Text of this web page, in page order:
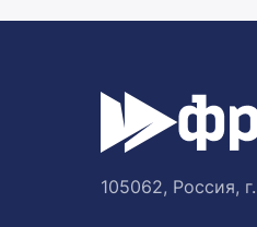
105062, Россия,